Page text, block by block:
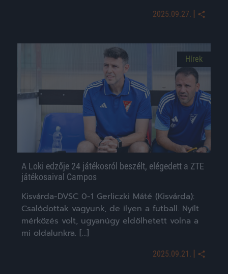
2025.09.27. |
Hírek
A Loki edzője 24 játékosról beszélt, elégedett a ZTE
játékosaival Campos
Kisvárda-DVSC 0-1 Gerliczki Máté (Kisvárda):
Csalódottak vagyunk, de ilyen a futball. Nyílt
mérkőzés volt, ugyanúgy eldőlhetett volna a
mi oldalunkra. […]
2025.09.21. |